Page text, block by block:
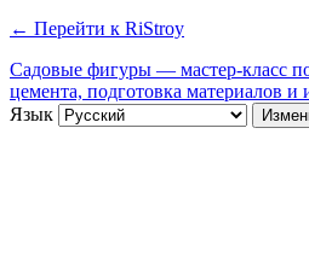
← Перейти к RiStroy
Садовые фигуры — мастер-класс
цемента, подготовка материалов и
Язык